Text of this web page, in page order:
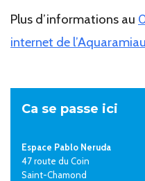
Plus d’informations au
internet de
Ca se passe ici
Espace Pablo Neruda
47 route du Coin
Saint-Chamond